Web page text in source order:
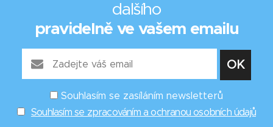
dalšího
pravidelně ve vašem emailu
Souhlasím se zasíláním newsletterů
Souhlasím se zpracováním a ochranou osobních údajů